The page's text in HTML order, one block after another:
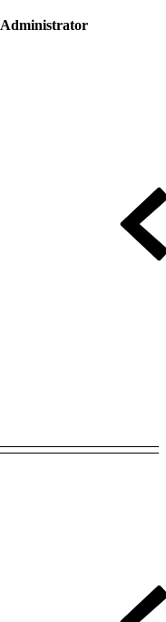
Administrator